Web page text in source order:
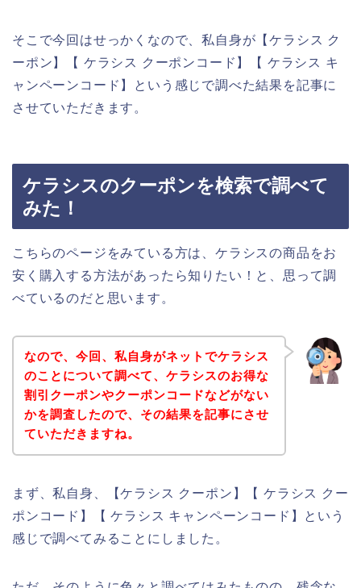
そこで今回はせっかくなので、私自身が【ケラシス ク
ーポン】【 ケラシス クーポンコード】【 ケラシス キ
ャンペーンコード】という感じで調べた結果を記事に
させていただきます。
ケラシスのクーポンを検索で調べて
みた！
こちらのページをみている方は、ケラシスの商品をお
安く購入する方法があったら知りたい！と、思って調
べているのだと思います。
なので、今回、私自身がネットでケラシス
のことについて調べて、ケラシスのお得な
割引クーポンやクーポンコードなどがない
かを調査したので、その結果を記事にさせ
ていただきますね。
まず、私自身、【ケラシス クーポン】【 ケラシス クー
ポンコード】【 ケラシス キャンペーンコード】という
感じで調べてみることにしました。